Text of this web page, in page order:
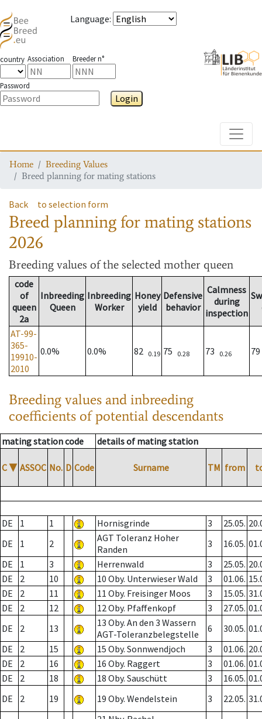
Language:
country Association Breeder n°
Password
Login
Home
Breeding Values
Breed planning for mating stations
Back to selection form
Breed planning for mating stations
2026
Breeding values of the selected mother queen
code
of
queen
2a
Inbreeding
Queen
Inbreeding
Worker
Honey
yield
Defensive
behavior
Calmness
during
inspection
AT-99-
365-
19910-
2010
0.0% 0.0% 82 0.19 75 0.28 73 0.26
Breeding values and inbreeding
coefficients of potential descendants
mating station code details of mating station
C ▼ ASSOC No. D Code Surname TM from
DE 1 1 Hornisgrinde 3 25.05.
DE
1 2
AGT Toleranz Hoher
Randen
3 16.05.
DE
1 3 Herrenwald 3 25.05.
DE
2 10 10 Oby. Unterwieser Wald 3 01.06.
DE
2 11 11 Oby. Freisinger Moos 3 15.05.
DE
2 12 12 Oby. Pfaffenkopf 3 27.05.
DE
2 13
13 Oby. An den 3 Wassern
AGT-Toleranzbelegstelle
6 30.05.
DE
2 15 15 Oby. Sonnwendjoch 3 01.06.
DE
2 16 16 Oby. Raggert 3 01.06.
DE
2 18 18 Oby. Sauschütt 3 16.05.
DE
2 19 19 Oby. Wendelstein 3 22.05.